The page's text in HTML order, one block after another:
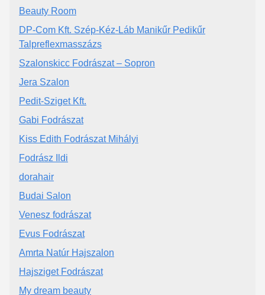
Beauty Room
DP-Com Kft. Szép-Kéz-Láb Manikűr Pedikűr
Talpreflexmasszázs
Szalonskicc Fodrászat – Sopron
Jera Szalon
Pedit-Sziget Kft.
Gabi Fodrászat
Kiss Edith Fodrászat Mihályi
Fodrász Ildi
dorahair
Budai Salon
Venesz fodrászat
Evus Fodrászat
Amrta Natúr Hajszalon
Hajsziget Fodrászat
My dream beauty